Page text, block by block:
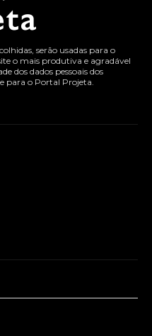
serão usadas para o
o mais produtiva e agradável
dos dados pessoais dos
para o Portal Projeta.